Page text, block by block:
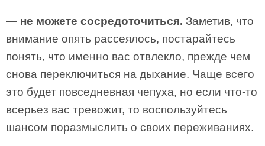
— не можете сосредоточиться. Заметив, что
внимание опять рассеялось, постарайтесь
понять, что именно вас отвлекло, прежде чем
снова переключиться на дыхание. Чаще всего
это будет повседневная чепуха, но если что-то
всерьез вас тревожит, то воспользуйтесь
шансом поразмыслить о своих переживаниях.